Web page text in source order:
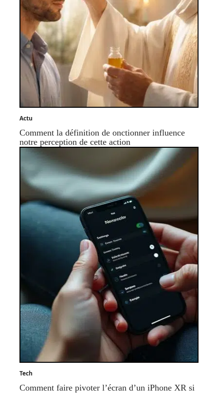
Actu
Comment la définition de onctionner influence
notre perception de cette action
Tech
Comment faire pivoter l’écran d’un iPhone XR si